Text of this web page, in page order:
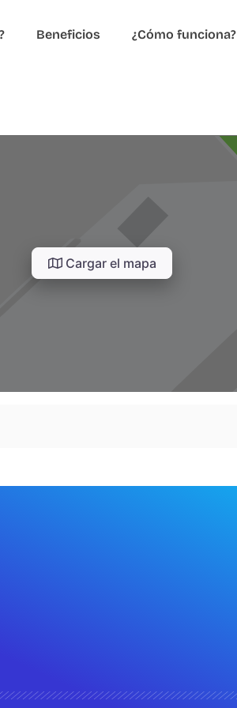
Beneficios ¿Cómo funciona?
Cargar el mapa